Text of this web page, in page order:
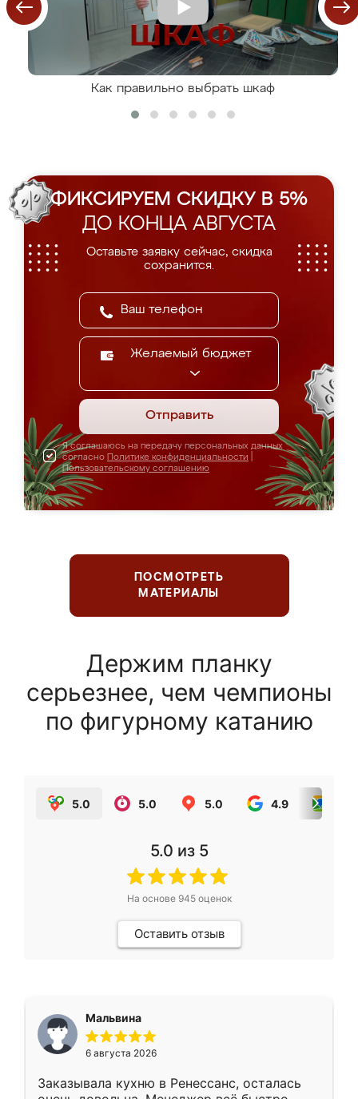
Как правильно выбрать шкаф
ФИКСИРУЕМ СКИДКУ В 5%
ДО КОНЦА АВГУСТА
Оставьте заявку сейчас, скидка
сохранится.
Желаемый бюджет
Отправить
Я соглашаюсь на передачу персональных данных
согласно Политике конфиденциальности
Пользовательскому соглашению
ПОСМОТРЕТЬ
МАТЕРИАЛЫ
Держим планку
серьезнее, чем чемпионы
по фигурному катанию
5.0 5.0 5.0 4.9
5.0 из 5
На основе 945оценок
Оставить отзыв
Мальвина
6 августа 2026
Заказывала кухню в Ренессанс, осталась